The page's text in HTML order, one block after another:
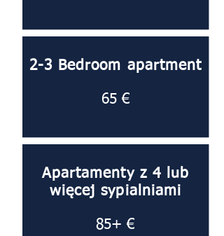
2-3 Bedroom apartment
65 €
Apartamenty z 4 lub
więcej sypialniami
85+ €